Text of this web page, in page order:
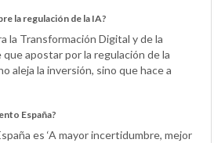
la regulación de la IA?
la Transformación Digital y de la
apostar por la regulación de la
aleja la inversión, sino que hace a
España?
es ‘A mayor incertidumbre, mejor